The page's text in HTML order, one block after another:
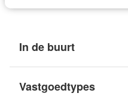
In de buurt
Vastgoedtypes